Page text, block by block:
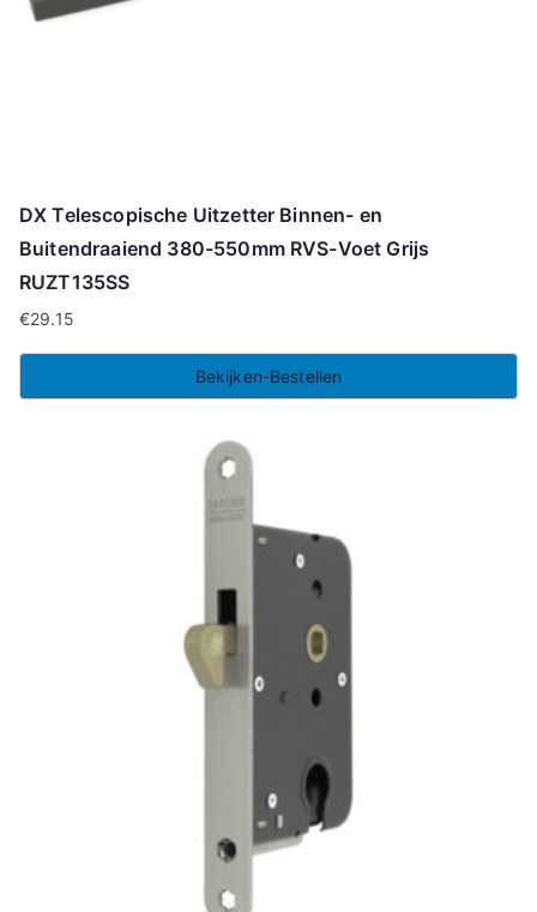
DX Telescopische Uitzetter Binnen- en
Buitendraaiend 380-550mm RVS-Voet Grijs
RUZT135SS
€29.15
Bekijken-Bestellen